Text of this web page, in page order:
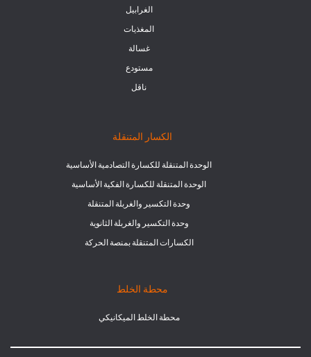
الغرابيل
المغذيات
غسالة
مستودع
ناقل
الكسار المتنقلة
الوحدة المتنقلة للكسارة التصادمية الأساسية
الوحدة المتنقلة للكسارة الفكية الأساسية
وحدة التكسير والغربلة المتنقلة
وحدة التكسير والغربلة الثانوية
الكسارات المتنقلة بمنصة الحركة
محطة الخلط
محطة الخلط الميكانيكي